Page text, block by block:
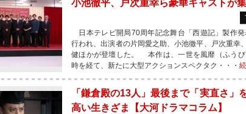
小池徹平、戸次重幸ら豪華キャストが
日本テレビ開局70周年記念舞台「西遊記」製作
行われ、出演者の片岡愛之助、小池徹平、戸次重幸
健ほかが登壇した。 本作は、一世を風靡（ふう
時を経て、新たに大型アクションスペクタク・・・
「鎌倉殿の13人」最後まで「実直さ」
高い生きざま【大河ドラマコラム】